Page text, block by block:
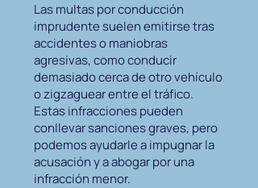
Las multas por conducción
imprudente suelen emitirse tras
accidentes o maniobras
agresivas, como conducir
demasiado cerca de otro vehículo
o zigzaguear entre el tráfico.
Estas infracciones pueden
conllevar sanciones graves, pero
podemos ayudarle a impugnar la
acusación y a abogar por una
infracción menor.